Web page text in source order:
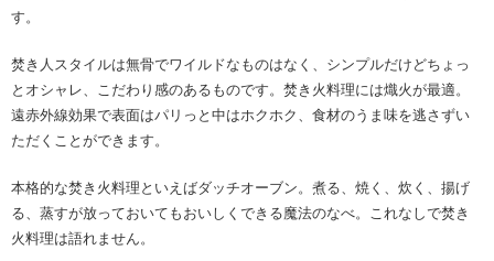
す。
焚き人スタイルは無骨でワイルドなものはなく、シンプルだけどちょっ
とオシャレ、こだわり感のあるものです。焚き火料理には熾火が最適。
遠赤外線効果で表面はパリっと中はホクホク、食材のうま味を逃さずい
ただくことができます。
本格的な焚き火料理といえばダッチオーブン。煮る、焼く、炊く、揚げ
る、蒸すが放っておいてもおいしくできる魔法のなべ。これなしで焚き
火料理は語れません。